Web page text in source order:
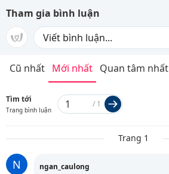
Tham gia bình luận
Cũ nhất Mới nhất Quan tâm nhất
Tìm tới
Trang bình luận
/ 1
Trang 1
N ngan_caulong